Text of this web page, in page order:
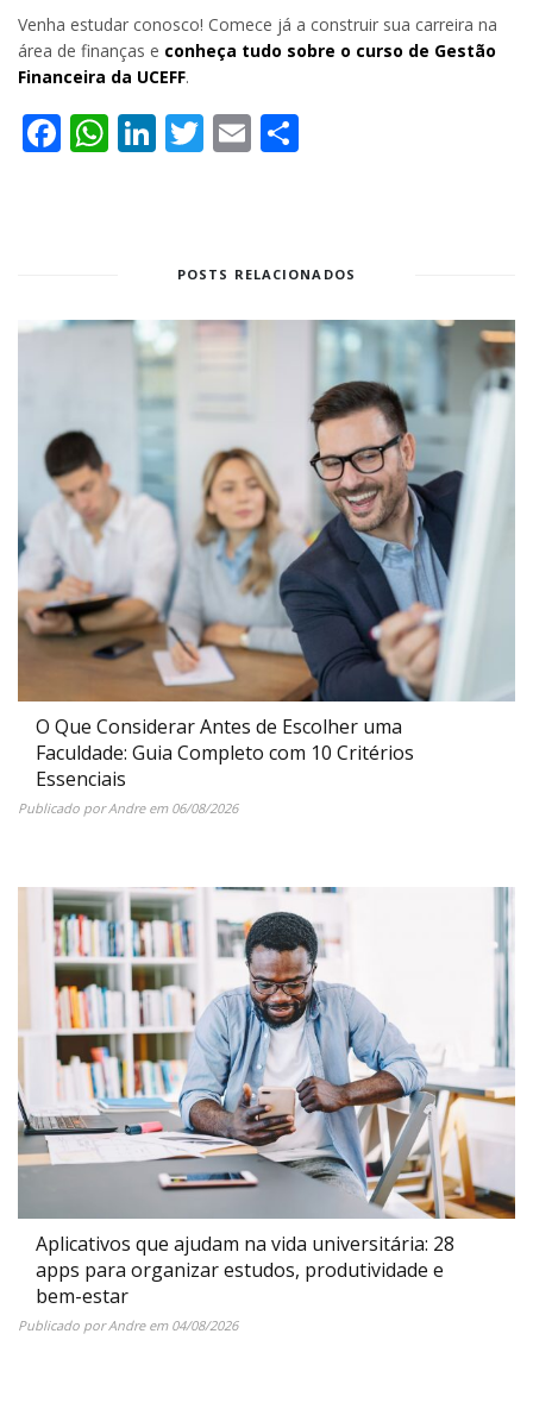
Venha estudar conosco! Comece já a construir sua carreira na
área de finanças e conheça tudo sobre o curso de Gestão
Financeira da UCEFF.
Facebook
WhatsApp
LinkedIn
Twitter
Email
POSTS RELACIONADOS
O Que Considerar Antes de Escolher uma
Faculdade: Guia Completo com 10 Critérios
Essenciais
Publicado porAndreem 06/08/2026
Aplicativos que ajudam na vida universitária: 28
apps para organizar estudos, produtividade e
bem-estar
Publicado porAndreem 04/08/2026